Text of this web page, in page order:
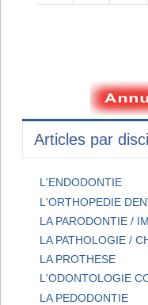
Articles par
L'ENDODONTIE
L'ORTHOPEDIE
LA PARODONTIE /
LA PATHOLOGIE /
LA PROTHESE
L'ODONTOLOGIE
LA PEDODONTIE